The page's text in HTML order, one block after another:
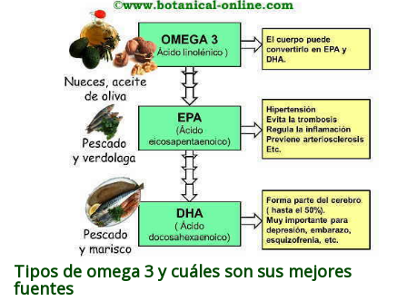
Tipos de omega 3 y cuáles son sus mejores
fuentes